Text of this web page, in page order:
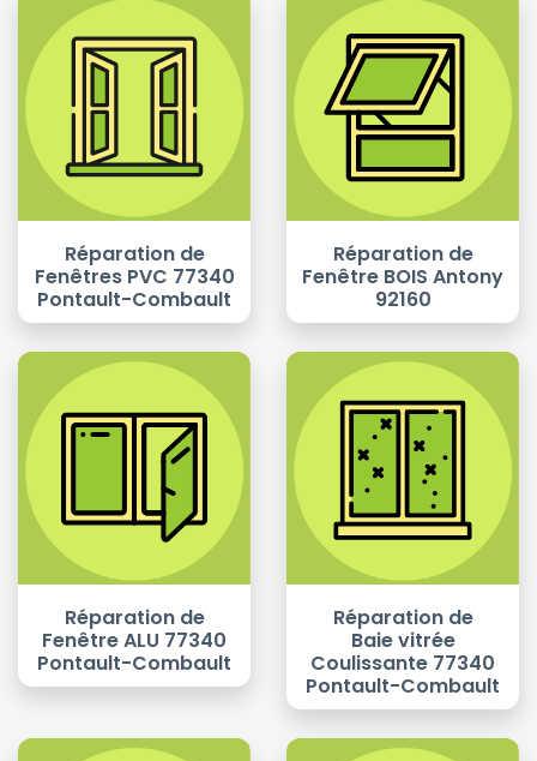
Réparation de
Fenêtres PVC 77340
Pontault-Combault
Réparation de
Fenêtre BOIS Antony
92160
Réparation de
Fenêtre ALU 77340
Pontault-Combault
Réparation de
Baie vitrée
Coulissante 77340
Pontault-Combault